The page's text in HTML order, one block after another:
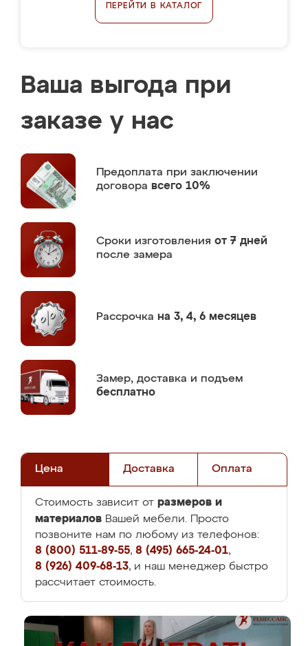
ПЕРЕЙТИ В КАТАЛОГ
Ваша выгода при
заказе у нас
Предоплата при заключении
договора всего 10%
Сроки изготовления от 7 дней
после замера
Рассрочка на 3, 4, 6 месяцев
Замер, доставка и подъем
бесплатно
Цена Доставка Оплата
Стоимость зависит от размеров и
материалов Вашей мебели. Просто
позвоните нам по любому из телефонов:
8 (800) 511-89-55, 8 (495) 665-24-01,
8 (926) 409-68-13, и наш менеджер быстро
рассчитает стоимость.